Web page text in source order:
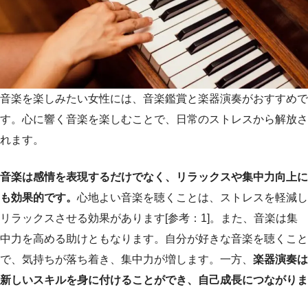
音楽を楽しみたい女性には、音楽鑑賞と楽器演奏がおすすめで
す。心に響く音楽を楽しむことで、日常のストレスから解放さ
れます。
音楽は感情を表現するだけでなく、リラックスや集中力向上に
も効果的です。 心地よい音楽を聴くことは、ストレスを軽減し
リラックスさせる効果があります[参考：1]。また、音楽は集
中力を高める助けともなります。自分が好きな音楽を聴くこと
で、気持ちが落ち着き、集中力が増します。一方、 楽器演奏は
新しいスキルを身に付けることができ、自己成長につながりま